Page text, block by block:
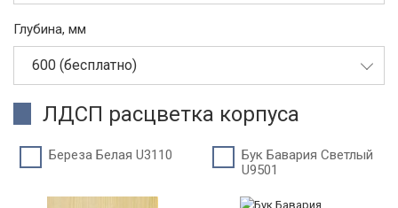
Глубина, мм
600 (бесплатно)
ЛДСП расцветка корпуса
Береза Белая U3110
Бук Бавария Светлый
U9501